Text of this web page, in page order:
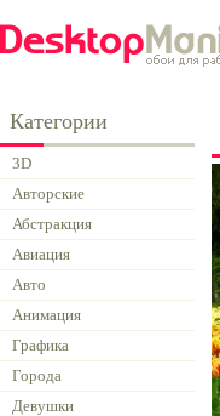
Категории
3D
Авторские
Абстракция
Авиация
Авто
Анимация
Графика
Города
Девушки